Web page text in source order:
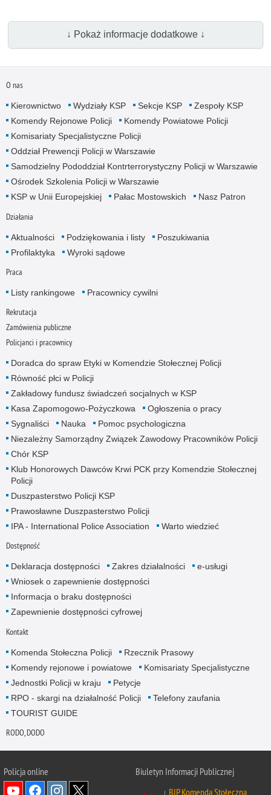
↓ Pokaż informacje dodatkowe ↓
O nas
Kierownictwo Wydziały KSP Sekcje KSP
Zespoły KSP
Komendy Rejonowe Policji
Komendy Powiatowe Policji
Komisariaty Specjalistyczne Policji
Oddział Prewencji Policji w Warszawie
Samodzielny Pododdział Kontrterrorystyczny Policji w Warszawie
Ośrodek Szkolenia Policji w Warszawie
KSP w Unii Europejskiej
Pałac Mostowskich Nasz Patron
Działania
Aktualności Podziękowania i listy
Poszukiwania
Profilaktyka
Wyroki sądowe
Praca
Listy rankingowe Pracownicy cywilni
Rekrutacja
Zamówienia publiczne
Policjanci i pracownicy
Doradca do spraw Etyki w Komendzie Stołecznej Policji
Równość płci w Policji
Zakładowy fundusz świadczeń socjalnych w KSP
Kasa Zapomogowo-Pożyczkowa
Ogłoszenia o pracy
Sygnaliści
Nauka
Pomoc psychologiczna
Niezależny Samorządny Związek Zawodowy Pracowników Policji
Chór KSP
Klub Honorowych Dawców Krwi PCK przy Komendzie Stołecznej
Policji
Duszpasterstwo Policji KSP
Prawosławne Duszpasterstwo Policji
IPA - International Police Association
Warto wiedzieć
Dostępność
Deklaracja dostępności Zakres działalności
e-usługi
Wniosek o zapewnienie dostępności
Informacja o braku dostępności
Zapewnienie dostępności cyfrowej
Kontakt
Komenda Stołeczna Policji
Rzecznik Prasowy
Komendy rejonowe i powiatowe
Komisariaty Specjalistyczne
Jednostki Policji w kraju
Petycje
RPO - skargi na działalność Policji
Telefony zaufania
TOURIST GUIDE
RODO, DODO
Policja online
Biuletyn Informacji Publicznej
BIP Komenda Stołeczna